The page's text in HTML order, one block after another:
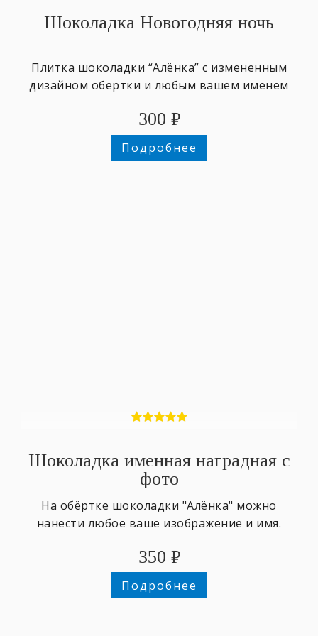
Шоколадка Новогодняя ночь
Плитка шоколадки “Алёнка” с измененным
дизайном обертки и любым вашем именем
300 ₽
Подробнее
Шоколадка именная наградная с
фото
На обёртке шоколадки "Алёнка" можно
нанести любое ваше изображение и имя.
350 ₽
Подробнее